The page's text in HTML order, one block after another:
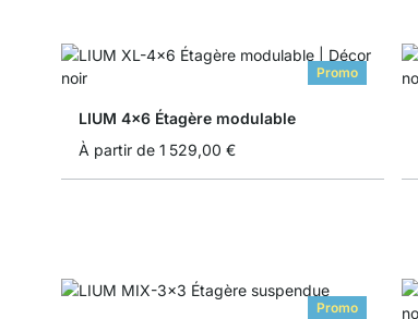
Promo
LIUM 4x6 Étagère modulable
À partir de 1 529,00 €
Promo